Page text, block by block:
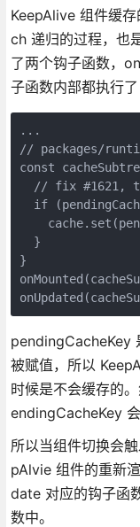
KeepAlive 组件缓
ch 递归的过程，也
了两个钩子函数，
子函数内部都执行
...
// packages/
const
// fix #1621,
if
  }
}
pendingCacheKey
被赋值，所以
时候是不会缓存的
endingCacheKey
所以当组件切换会
pAlvie 组件的重新
date 对应的钩子函
数中。